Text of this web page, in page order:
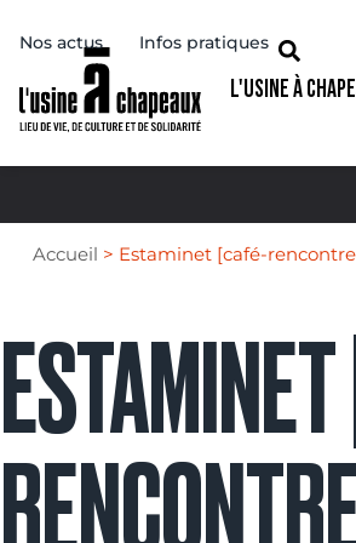
Nos actus Infos pratiques
L'USINE À
Accueil > Estaminet [café-